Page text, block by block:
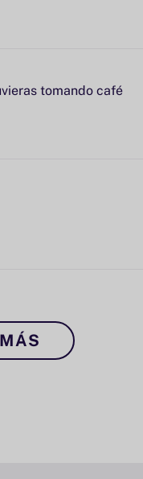
tomando café